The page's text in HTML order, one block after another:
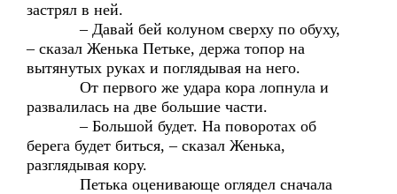
застрял в ней.
– Давай бей колуном сверху по обуху,
– сказал Женька Петьке, держа топор на
вытянутых руках и поглядывая на него.
От первого же удара кора лопнула и
развалилась на две большие части.
– Большой будет. На поворотах об
берега будет биться, – сказал Женька,
разглядывая кору.
Петька оценивающе оглядел сначала